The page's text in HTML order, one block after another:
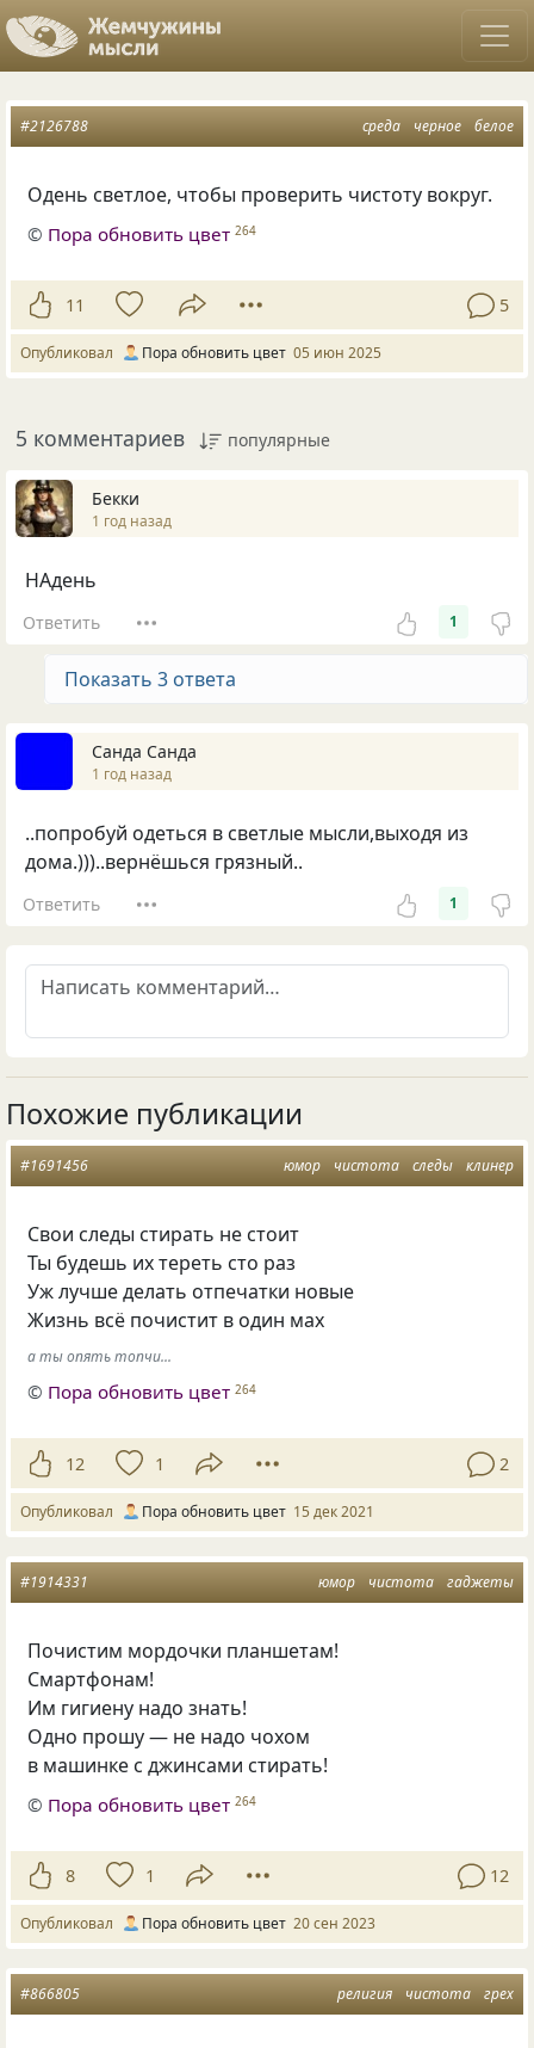
среда черное белое
#2126788
Одень светлое, чтобы проверить чистоту вокруг.
© Пора обновить цвет 264
11 5
Опубликовал Пора обновить цвет 05 июн 2025
5 комментариев популярные
Бекки
1 год назад
НАдень
Ответить 1
Показать 3 ответа
Санда Санда
1 год назад
..попробуй одеться в светлые мысли,выходя из
дома.)))..вернёшься грязный..
Ответить 1
Похожие публикации
юмор чистота следы клинер
#1691456
Свои следы стирать не стоит
Ты будешь их тереть сто раз
Уж лучше делать отпечатки новые
Жизнь всё почистит в один мах
а ты опять топчи...
© Пора обновить цвет 264
12 1 2
Опубликовал Пора обновить цвет 15 дек 2021
юмор чистота гаджеты
#1914331
Почистим мордочки планшетам!
Смартфонам!
Им гигиену надо знать!
Одно прошу — не надо чохом
в машинке с джинсами стирать!
© Пора обновить цвет 264
8 1 12
Опубликовал Пора обновить цвет 20 сен 2023
религия чистота грех
#866805